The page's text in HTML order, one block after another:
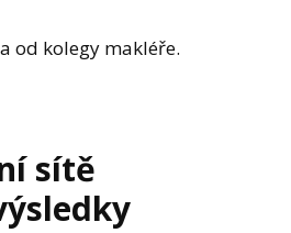
od kolegy makléře.
sítě